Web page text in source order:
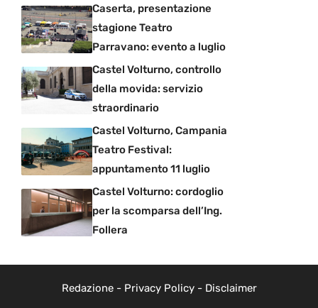
Caserta, presentazione
stagione Teatro
Parravano: evento a luglio
Castel Volturno, controllo
della movida: servizio
straordinario
Castel Volturno, Campania
Teatro Festival:
appuntamento 11 luglio
Castel Volturno: cordoglio
per la scomparsa dell’Ing.
Follera
Redazione- Privacy Policy- Disclaimer